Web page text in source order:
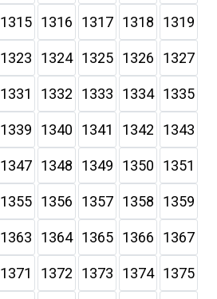
1315 1316 1317 1318 1319
1323 1324 1325 1326 1327
1331 1332 1333 1334 1335
1339 1340 1341 1342 1343
1347 1348 1349 1350 1351
1355 1356 1357 1358 1359
1363 1364 1365 1366 1367
1371 1372 1373 1374 1375